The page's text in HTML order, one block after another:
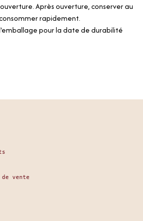
Après ouverture, conserver au
rapidement.
pour la date de durabilité
vente